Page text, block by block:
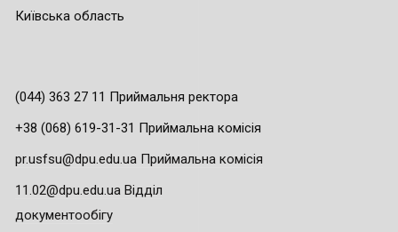
Київська область
(044) 363 27 11 Приймальня ректора
+38 (068) 619-31-31 Приймальна комісія
pr.usfsu@dpu.edu.ua Приймальна комісія
11.02@dpu.edu.ua Відділ
документообігу